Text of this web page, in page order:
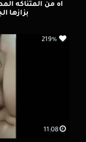
اه من المتناكه
بزازها
11:08
219%